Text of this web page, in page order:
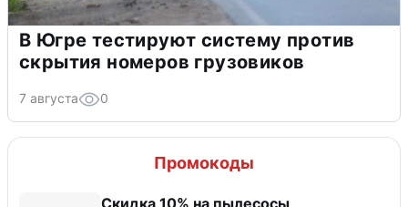
В Югре тестируют систему против
скрытия номеров грузовиков
7 августа 0
Промокоды
Скидка 10% на пылесосы